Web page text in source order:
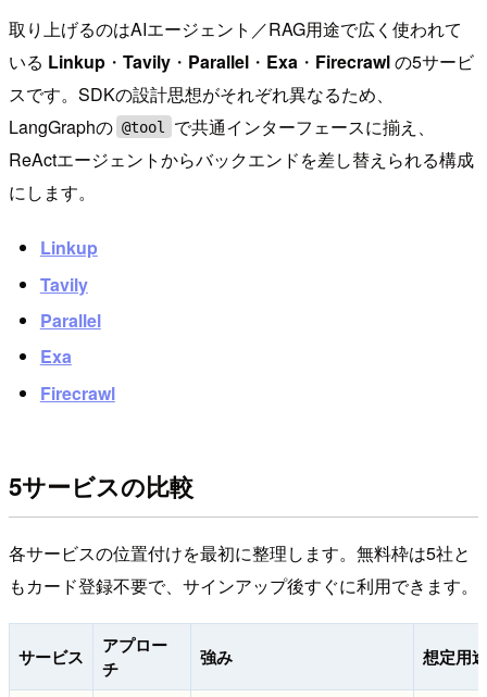
取り上げるのはAIエージェント／RAG用途で広く使われて
いる Linkup ・ Tavily ・ Parallel ・ Exa ・ Firecrawlの5サービ
スです。SDKの設計思想がそれぞれ異なるため、
LangGraphの @tool
で共通インターフェースに揃え、
ReActエージェントからバックエンドを差し替えられる構成
にします。
Linkup
Tavily
Parallel
Exa
Firecrawl
5サービスの比較
各サービスの位置付けを最初に整理します。無料枠は5社と
もカード登録不要で、サインアップ後すぐに利用できます。
サービス
アプロー
チ
強み 想定用途